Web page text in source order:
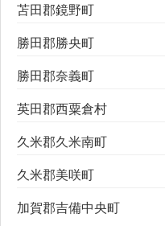
苫田郡鏡野町
勝田郡勝央町
勝田郡奈義町
英田郡西粟倉村
久米郡久米南町
久米郡美咲町
加賀郡吉備中央町